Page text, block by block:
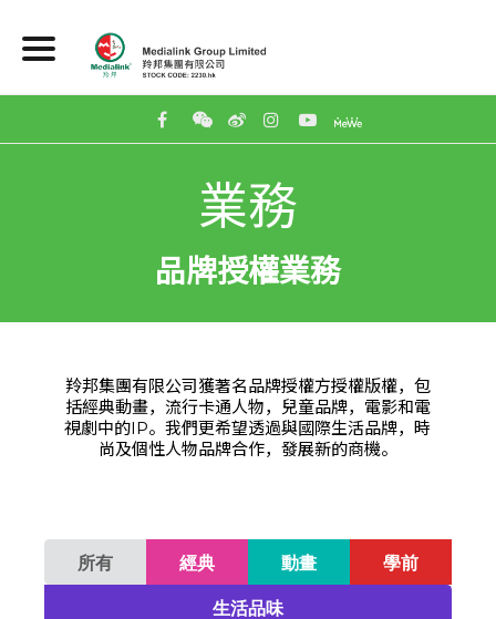
業務
品牌授權業務
羚邦集團有限公司獲著名品牌授權方授權版權，包
括經典動畫，流行卡通人物，兒童品牌，電影和電
視劇中的IP。我們更希望透過與國際生活品牌，時
尚及個性人物品牌合作，發展新的商機。
所有 經典 動畫 學前
生活品味